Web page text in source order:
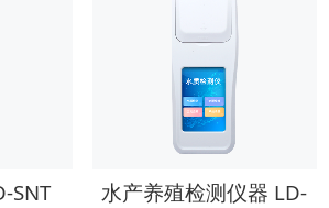
SNT
水产养殖检测仪器 LD-